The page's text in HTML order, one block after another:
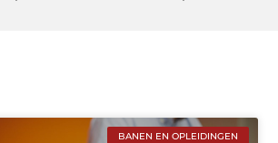
BANEN EN OPLEIDINGEN